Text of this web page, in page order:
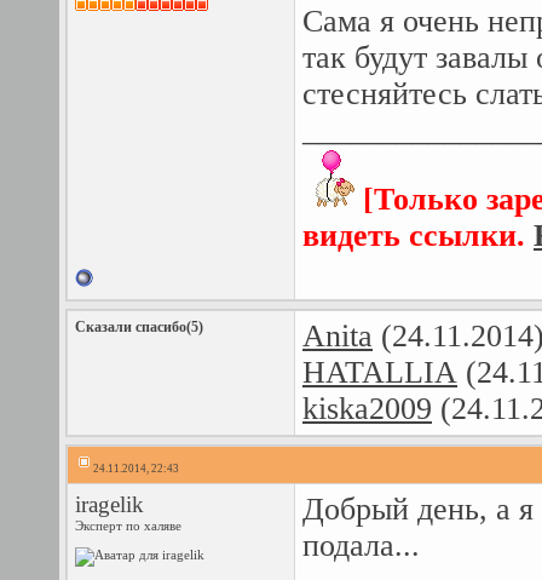
Сама я очень
так будут
стесняйтесь
[Только
видеть ссылки.
Сказали спасибо(5) Anita
HATALLIA
kiska2009
24.11.2014, 22:43
iragelik
Эксперт по халяве
Добрый день, а я
подала...